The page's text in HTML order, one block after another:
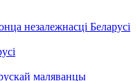
незалежнасці Беларусі
маляванцы